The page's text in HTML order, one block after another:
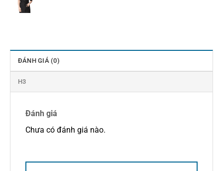
ĐÁNH GIÁ (0)
H3
Đánh giá
Chưa có đánh giá nào.